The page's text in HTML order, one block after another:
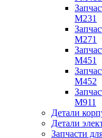
M231
M271
M451
M452
M911
Детали
Детали
Запчасти